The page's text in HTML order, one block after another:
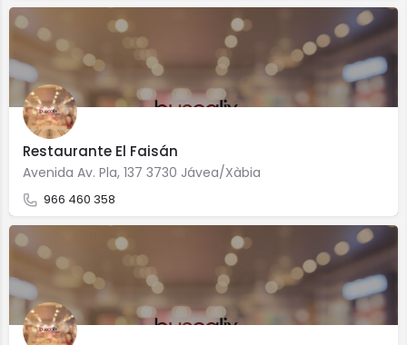
Restaurante El Faisán
Avenida Av. Pla, 137 3730 Jávea/Xàbia
966 460 358